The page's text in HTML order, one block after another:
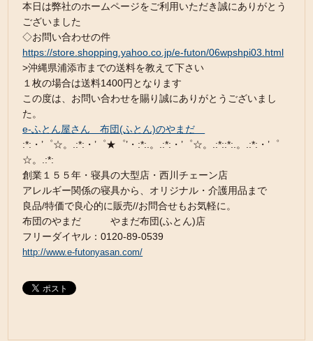
本日は弊社のホームページをご利用いただき誠にありがとう
ございました
◇お問い合わせの件
https://store.shopping.yahoo.co.jp/e-futon/06wpshpi03.html
>沖縄県浦添市までの送料を教えて下さい
１枚の場合は送料1400円となります
この度は、お問い合わせを賜り誠にありがとうございまし
た。
e-ふとん屋さん 布団(ふとん)のやまだ
:*:・’゜☆。.:*:・’゜★゜’・:*:.。.:*:・’゜☆。.:*::*:.。.:*:・’゜
☆。.:*:
創業１５５年・寝具の大型店・西川チェーン店
アレルギー関係の寝具から、オリジナル・介護用品まで
良品/特価で良心的に販売//お問合せもお気軽に。
布団のやまだ やまだ布団(ふとん)店
フリーダイヤル：0120-89-0539
http://www.e-futonyasan.com/